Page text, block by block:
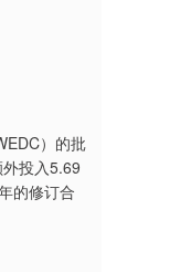
）的批
投入5.69
的修订合